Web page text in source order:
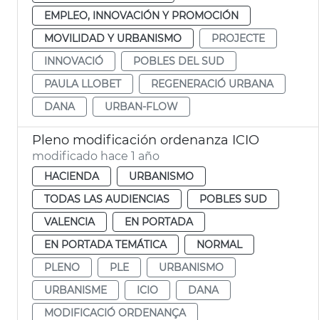
EMPLEO, INNOVACIÓN Y PROMOCIÓN
MOVILIDAD Y URBANISMO
PROJECTE
INNOVACIÓ
POBLES DEL SUD
PAULA LLOBET
REGENERACIÓ URBANA
DANA
URBAN-FLOW
Pleno modificación ordenanza ICIO
modificado hace 1 año
HACIENDA
URBANISMO
TODAS LAS AUDIENCIAS
POBLES SUD
VALENCIA
EN PORTADA
EN PORTADA TEMÁTICA
NORMAL
PLENO
PLE
URBANISMO
URBANISME
ICIO
DANA
MODIFICACIÓ ORDENANÇA